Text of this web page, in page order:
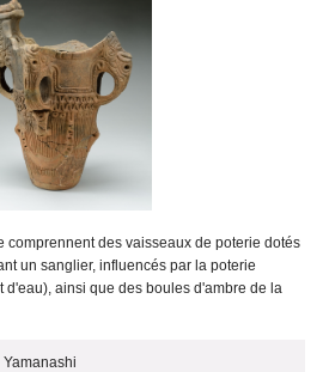
comprennent des vaisseaux de poterie dotés
un sanglier, influencés par la poterie
d'eau), ainsi que des boules d'ambre de la
Yamanashi